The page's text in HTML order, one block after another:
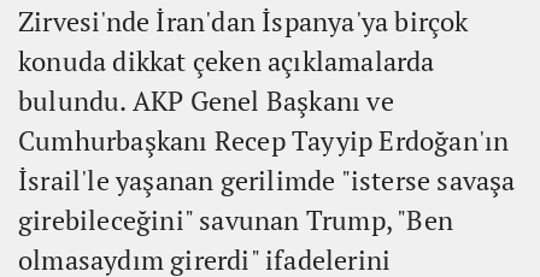
Zirvesi'nde İran'dan İspanya'ya birçok
konuda dikkat çeken açıklamalarda
bulundu. AKP Genel Başkanı ve
Cumhurbaşkanı Recep Tayyip Erdoğan'ın
İsrail'le yaşanan gerilimde "isterse savaşa
girebileceğini" savunan Trump, "Ben
olmasaydım girerdi" ifadelerini